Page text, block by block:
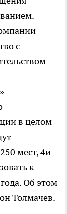
с
в целом
мест, 4и
к
Об этом
Толмачев.